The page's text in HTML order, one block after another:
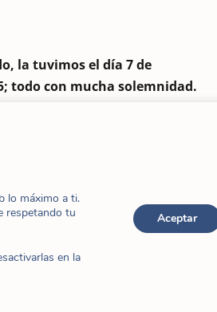
la tuvimos el día 7 de
todo con mucha solemnidad.
que fue colonia española
Palomo Torres (1836-1919),
Bernardo compuso el himno
lo máximo a ti.
respetando tu
en la
Aceptar